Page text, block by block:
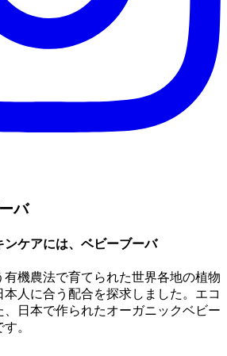
バ
ンケアには、ベビーブーバ
有機農法で育てられた世界各地の植物
人に合う配合を探求しました。エコ
日本で作られたオーガニックベビー
。